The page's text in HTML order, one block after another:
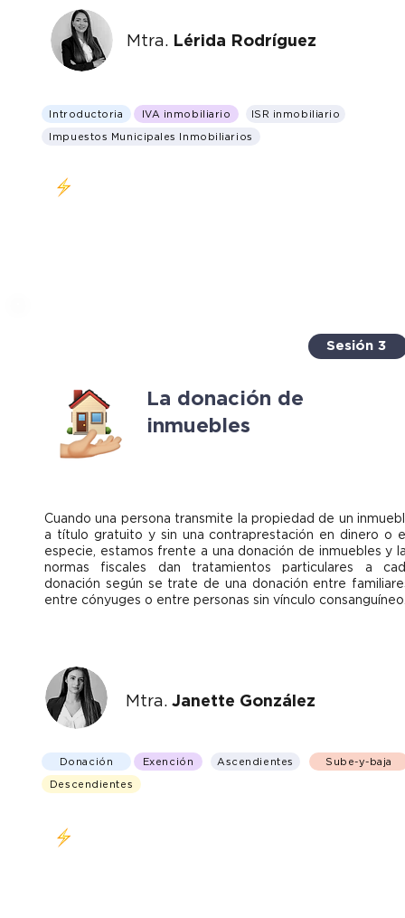
Mtra. Lérida Rodríguez
Introductoria IVA inmobiliario ISR inmobiliario
Impuestos Municipales Inmobiliarios
Sesión 3
La donación de
inmuebles
Cuando una persona transmite la propiedad de un
a título gratuito y sin una contraprestación en dinero o
especie, estamos frente a una donación de inmuebles y
normas fiscales dan tratamientos particulares a
donación según se trate de una donación entre
entre cónyuges o entre personas sin vínculo
Mtra. Janette González
Donación Exención Ascendientes Sube-y-baja
Descendientes